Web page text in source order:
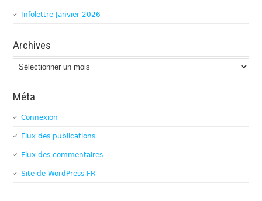
Infolettre Janvier 2026
Archives
Archives
Méta
Connexion
Flux des publications
Flux des commentaires
Site de WordPress-FR